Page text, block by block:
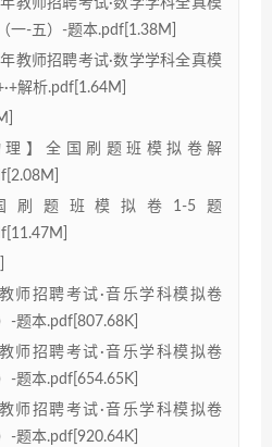
教师招聘考试·数学学科全真模
一-五）-题本.pdf[1.38M]
教师招聘考试·数学学科全真模
解析.pdf[1.64M]
理】全国刷题班模拟卷解
刷题班模拟卷1-5题
师招聘考试·音乐学科模拟卷
-题本.pdf[807.68K]
师招聘考试·音乐学科模拟卷
-题本.pdf[654.65K]
师招聘考试·音乐学科模拟卷
-题本.pdf[920.64K]